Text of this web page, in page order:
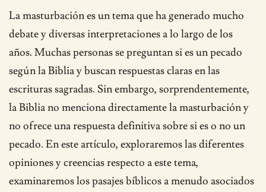
La masturbación es un tema que ha generado mucho
debate y diversas interpretaciones a lo largo de los
años. Muchas personas se preguntan si es un pecado
según la Biblia y buscan respuestas claras en las
escrituras sagradas. Sin embargo, sorprendentemente,
la Biblia no menciona directamente la masturbación y
no ofrece una respuesta definitiva sobre si es o no un
pecado. En este artículo, exploraremos las diferentes
opiniones y creencias respecto a este tema,
examinaremos los pasajes bíblicos a menudo asociados